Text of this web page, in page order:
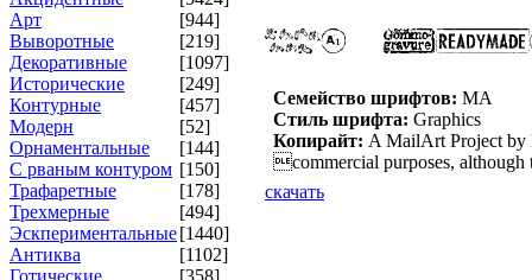
Арт
[944]
Выворотные
[219]
Декоративные
[1097]
Исторические
[249]
Контурные
[457]
Модерн
[52]
Орнаментальные
[144]
С рваным контуром [150]
Трафаретные
[178]
Трехмерные
[494]
Эскпериментальные[1440]
Антиква
[1102]
Готические
[358]
Семейство шрифтов: MA
Стиль шрифта: Graphics
Копирайт: A MailArt Project by
commercial purposes, although
скачать